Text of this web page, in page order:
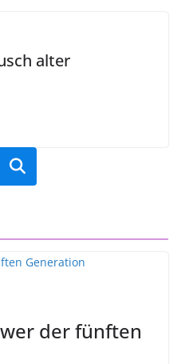
alter
der fünften